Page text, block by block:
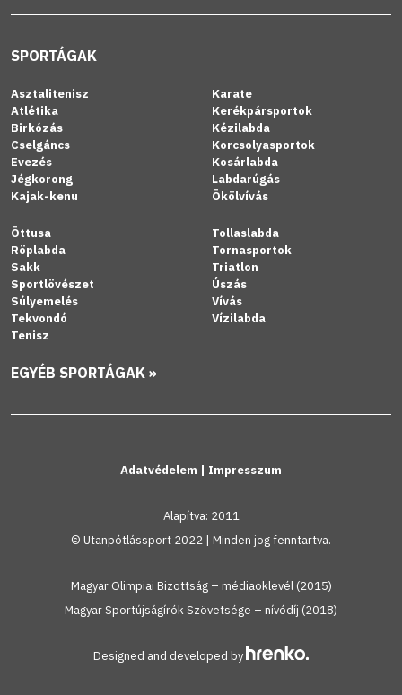
SPORTÁGAK
Asztalitenisz
Atlétika
Birkózás
Cselgáncs
Evezés
Jégkorong
Kajak-kenu
Karate
Kerékpársportok
Kézilabda
Korcsolyasportok
Kosárlabda
Labdarúgás
Ökölvívás
Öttusa
Röplabda
Sakk
Sportlövészet
Súlyemelés
Tekvondó
Tenisz
Tollaslabda
Tornasportok
Triatlon
Úszás
Vívás
Vízilabda
EGYÉB SPORTÁGAK »
Adatvédelem | Impresszum
Alapítva: 2011
© Utanpótlássport 2022 | Minden jog fenntartva.
Magyar Olimpiai Bizottság – médiaoklevél (2015)
Magyar Sportújságírók Szövetsége – nívódíj (2018)
Designed and developed by